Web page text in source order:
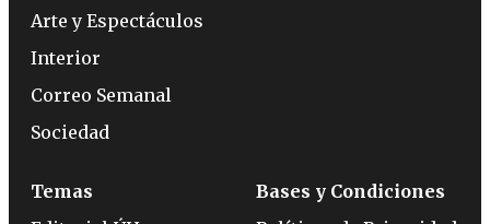
Arte y Espectáculos
Interior
Correo Semanal
Sociedad
Temas
Bases y Condiciones